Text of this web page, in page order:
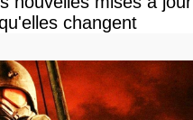
changent